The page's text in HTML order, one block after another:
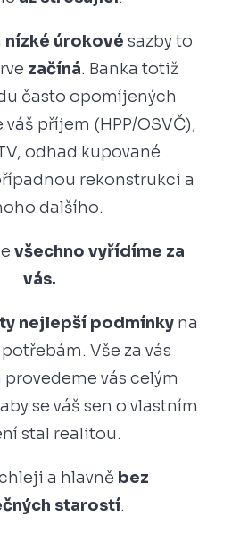
nízké úrokové sazby to
začíná. Banka totiž
často opomíjených
příjem (HPP/OSVČ),
odhad kupované
rekonstrukci a
dalšího.
všechno vyřídíme za
vás.
ty nejlepší podmínkyna
Vše za vás
vás celým
se váš sen o vlastním
stal realitou.
a hlavně bez
starostí.